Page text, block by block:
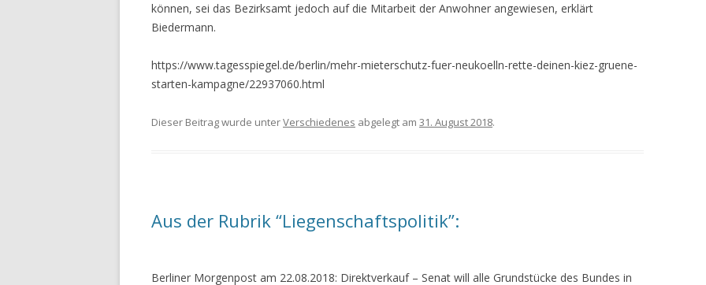
können, sei das Bezirksamt jedoch auf die Mitarbeit der Anwohner angewiesen, erklärt
Biedermann.
https://www.tagesspiegel.de/berlin/mehr-mieterschutz-fuer-neukoelln-rette-deinen-kiez-gruene-
starten-kampagne/22937060.html
Dieser Beitrag wurde unterVerschiedenes abgelegt am 31. August 2018.
Aus der Rubrik “Liegenschaftspolitik”:
Berliner Morgenpost am 22.08.2018: Direktverkauf– Senat will alle Grundstücke des Bundes in